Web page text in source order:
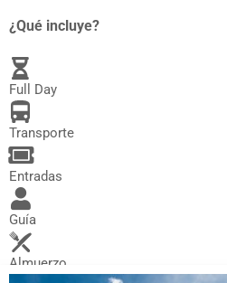
¿Qué incluye?
Full Day
Transporte
Entradas
Guía
Almuerzo